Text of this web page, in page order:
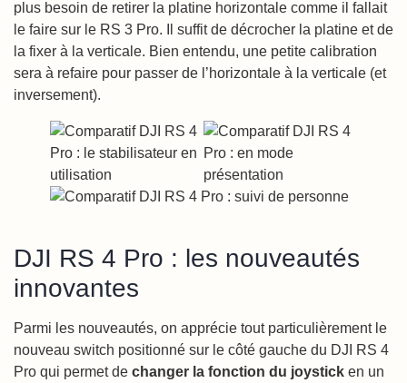
plus besoin de retirer la platine horizontale comme il fallait
le faire sur le RS 3 Pro. Il suffit de décrocher la platine et de
la fixer à la verticale. Bien entendu, une petite calibration
sera à refaire pour passer de l’horizontale à la verticale (et
inversement).
DJI RS 4 Pro : les nouveautés
innovantes
Parmi les nouveautés, on apprécie tout particulièrement le
nouveau switch positionné sur le côté gauche du DJI RS 4
Pro qui permet de changer la fonction du joystick en un